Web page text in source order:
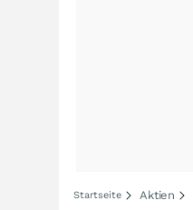
Startseite Aktien